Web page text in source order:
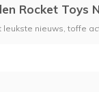
Rocket Toys
leukste nieuws, toffe